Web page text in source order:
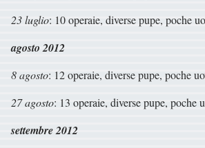
23 luglio: 10 operaie, diverse pupe, poche
agosto 2012
8 agosto: 12 operaie, diverse pupe, poche
27 agosto: 13 operaie, diverse pupe, poche
settembre 2012